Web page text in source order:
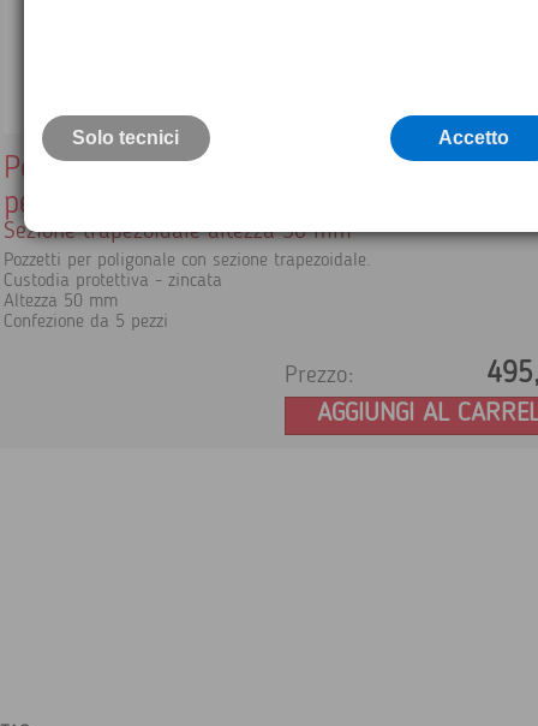
Pozzetti per poligonale - confezione da 5
pezzi
Sezione trapezoidale altezza 50 mm
Pozzetti per poligonale con sezione trapezoidale.
Custodia protettiva - zincata
Altezza 50 mm
Confezione da 5 pezzi
Prezzo:
AGGIUNGI AL
Solo tecnici Accetto